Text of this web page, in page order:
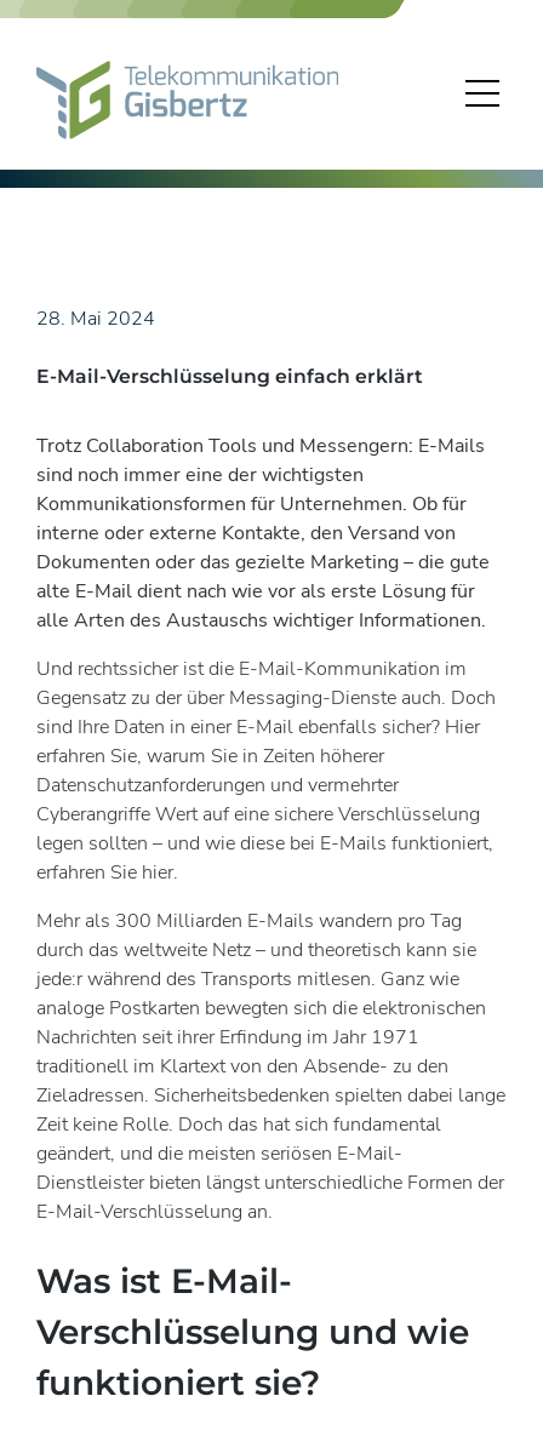
Skip
28. Mai 2024
E-Mail-Verschlüsselung einfach erklärt
Trotz Collaboration Tools und Messengern: E-Mails
sind noch immer eine der wichtigsten
Kommunikationsformen für Unternehmen. Ob für
interne oder externe Kontakte, den Versand von
Dokumenten oder das gezielte Marketing – die gute
alte E-Mail dient nach wie vor als erste Lösung für
alle Arten des Austauschs wichtiger Informationen.
Und rechtssicher ist die E-Mail-Kommunikation im
Gegensatz zu der über Messaging-Dienste auch. Doch
sind Ihre Daten in einer E-Mail ebenfalls sicher? Hier
erfahren Sie, warum Sie in Zeiten höherer
Datenschutzanforderungen und vermehrter
Cyberangriffe Wert auf eine sichere Verschlüsselung
legen sollten – und wie diese bei E-Mails funktioniert,
erfahren Sie hier.
Mehr als 300 Milliarden E-Mails wandern pro Tag
durch das weltweite Netz – und theoretisch kann sie
jede:r während des Transports mitlesen. Ganz wie
analoge Postkarten bewegten sich die elektronischen
Nachrichten seit ihrer Erfindung im Jahr 1971
traditionell im Klartext von den Absende- zu den
Zieladressen. Sicherheitsbedenken spielten dabei lange
Zeit keine Rolle. Doch das hat sich fundamental
geändert, und die meisten seriösen E-Mail-
Dienstleister bieten längst unterschiedliche Formen der
E-Mail-Verschlüsselung an.
Was ist E-Mail-
Verschlüsselung und wie
funktioniert sie?